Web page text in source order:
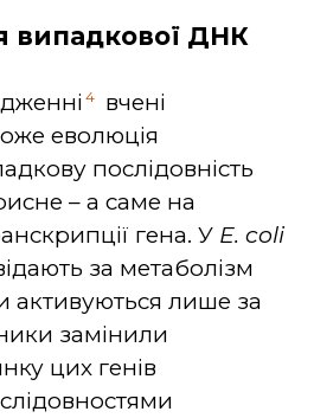
випадкової ДНК
4
вчені
еволюція
послідовність
– а саме на
гена. У E. coli
за метаболізм
активуються лише за
замінили
цих генів